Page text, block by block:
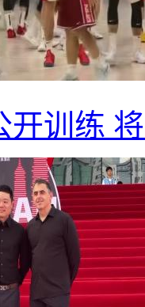
开训练